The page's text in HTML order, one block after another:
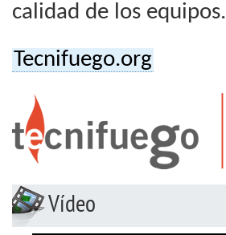
calidad de los equipos.
Tecnifuego.org
Vídeo